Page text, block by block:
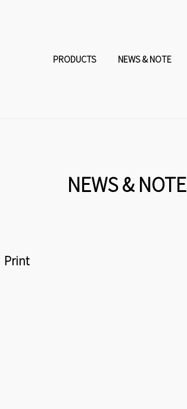
へ
ョ
PRODUCTS NEWS & NOTE
NEWS & NOTE
Print